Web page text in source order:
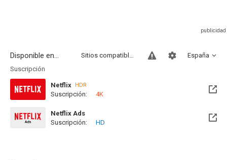
Disponible en... España
Sitios compatibles
Suscripción
Netflix HDR
Suscripción: 4K
Netflix Ads
Suscripción:
HD